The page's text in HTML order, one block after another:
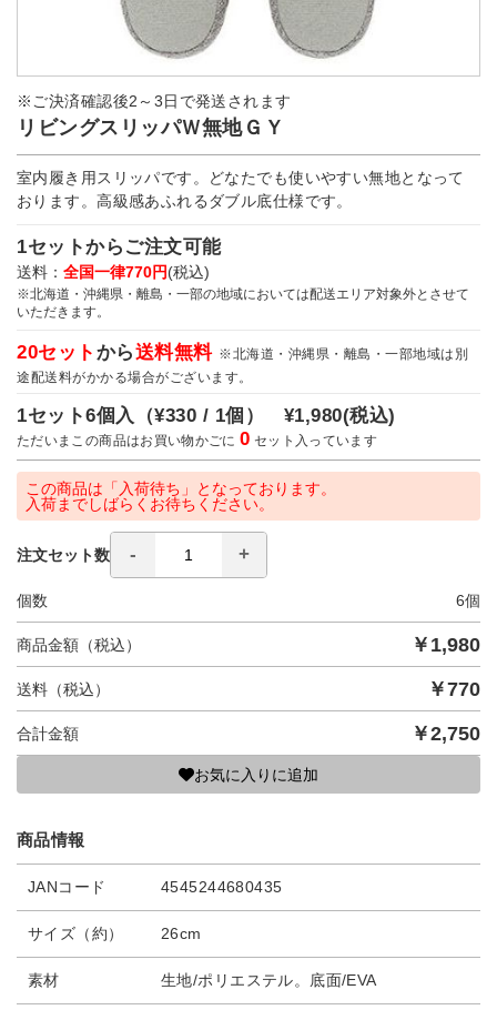
※ご決済確認後2～3日で発送されます
リビングスリッパＷ無地ＧＹ
室内履き用スリッパです。どなたでも使いやすい無地となって
おります。高級感あふれるダブル底仕様です。
1セットからご注文可能
送料： 全国一律770円(税込)
※北海道・沖縄県・離島・一部の地域においては配送エリア対象外とさせて
いただきます。
20セット から送料無料 ※北海道・沖縄県・離島・一部地域は別
途配送料がかかる場合がございます。
1セット6個入（¥330 / 1個） ¥1,980(税込)
ただいまこの商品はお買い物かごに0 セット入っています
この商品は「入荷待ち」となっております。
入荷までしばらくお待ちください。
注文セット数
個数 6個
商品金額（税込） ￥ 1,980
送料（税込） ￥770
合計金額 ￥2,750
お気に入りに追加
商品情報
JANコード 4545244680435
サイズ（約） 26cm
素材 生地/ポリエステル。底面/EVA